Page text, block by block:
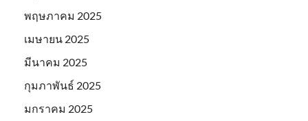
พฤษภาคม 2025
เมษายน 2025
มีนาคม 2025
กุมภาพันธ์ 2025
มกราคม 2025